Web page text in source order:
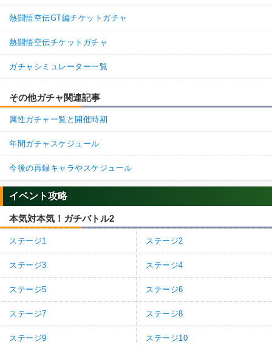
少年編
地球人 任務遂行
熱闘悟空伝GT編チケットガチャ
熱闘悟空伝チケットガチャ
ガチャシミュレーター一覧
その他ガチャ関連記事
属性ガチャ一覧と開催時期
年間ガチャスケジュール
今後の再録キャラやスケジュール
イベント攻略
本気対本気！ガチバトル2
ステージ1 ステージ2
ステージ3 ステージ4
ステージ5 ステージ6
ステージ7 ステージ8
ステージ9 ステージ10